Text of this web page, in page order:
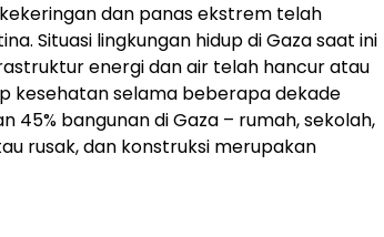
dan panas ekstrem telah
Situasi lingkungan hidup di Gaza saat ini
energi dan air telah hancur atau
kesehatan selama beberapa dekade
45% bangunan di Gaza – rumah, sekolah,
rusak, dan konstruksi merupakan